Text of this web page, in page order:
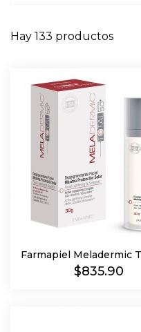
Hay 133 productos
Farmapiel Meladermic
Precio
$835.90